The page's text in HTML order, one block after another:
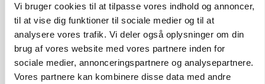
Vi bruger cookies til at tilpasse vores indhold og annoncer,
til at vise dig funktioner til sociale medier og til at
analysere vores trafik. Vi deler også oplysninger om din
brug af vores website med vores partnere inden for
sociale medier, annonceringspartnere og analysepartnere.
Vores partnere kan kombinere disse data med andre
MARKEDSFOKUS
Skrabeæg i frit fald, mens økoprisen står
bomstille
Loading...